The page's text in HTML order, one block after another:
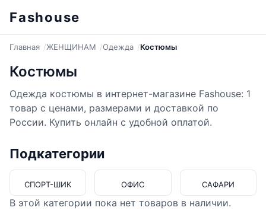
Fashouse
Главная ЖЕНЩИНАМ Одежда Костюмы
Костюмы
Одежда костюмы в интернет-магазине Fashouse: 1
товар с ценами, размерами и доставкой по
России. Купить онлайн с удобной оплатой.
Подкатегории
СПОРТ-ШИК ОФИС САФАРИ
В этой категории пока нет товаров в наличии.